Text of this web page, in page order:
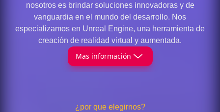
nosotros es brindar soluciones innovadoras y de
vanguardia en el mundo del desarrollo. Nos
especializamos en Unreal Engine, una herramienta de
creación de realidad virtual y aumentada.
Mas información
¿por que elegirnos?